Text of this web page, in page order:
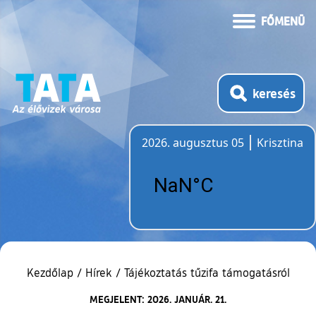
FŐMENÜ
keresés
2026. augusztus 05
Krisztina
Kezdőlap / Hírek / Tájékoztatás tűzifa támogatásról
MEGJELENT: 2026. JANUÁR. 21.